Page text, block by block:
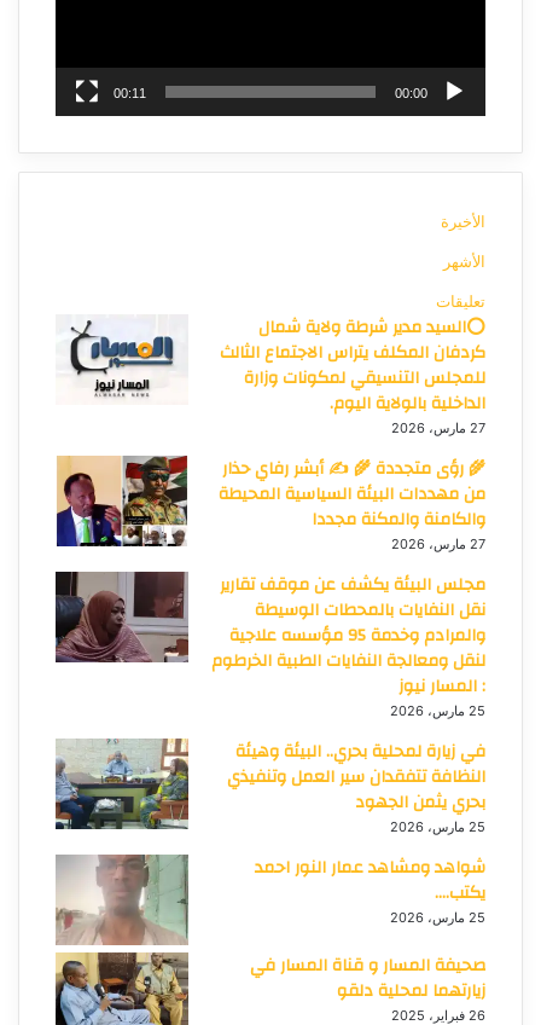
00:00
00:11
الأخيرة
الأشهر
تعليقات
⭕السيد مدير شرطة ولاية شمال
كردفان المكلف يتراس الاجتماع الثالث
للمجلس التنسيقي لمكونات وزارة
الداخلية بالولاية اليوم.
27 مارس، 2026
🌾 رؤى متجددة 🌾 ✍️ أبشر رفاي حذار
من مهددات البيئة السياسية المحيطة
والكامنة والمكنة مجددا
27 مارس، 2026
مجلس البيئة يكشف عن موقف تقارير
نقل النفايات بالمحطات الوسيطة
والمرادم وخدمة 95 مؤسسه علاجية
لنقل ومعالجة النفايات الطبية الخرطوم
: المسار نيوز
25 مارس، 2026
في زيارة لمحلية بحري.. البيئة وهيئة
النظافة تتفقدان سير العمل وتنفيذي
بحري يثمن الجهود
25 مارس، 2026
شواهد ومشاهد عمار النور احمد
يكتب….
25 مارس، 2026
صحيفة المسار و قناة المسار في
زيارتهما لمحلية دلقو
26 فبراير، 2025